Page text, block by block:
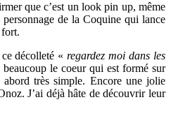
que c’est un look pin up, même
de la Coquine qui lance
ce décolleté «regardez moi dans les
beaucoup le coeur qui est formé sur
très simple. Encore une jolie
J’ai déjà hâte de découvrir leur